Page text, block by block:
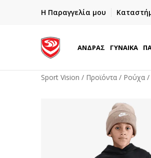
Η Παραγγελία μου
ΓΡΗΓΟΡΟΤΕΡΗ
ΑΝΔΡΑΣ ΓΥΝΑΙΚΑ
Sport Vision Προϊόντα Ρούχα